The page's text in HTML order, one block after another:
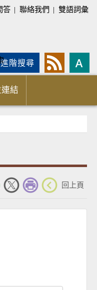
答 | 聯絡我們 | 雙語詞彙
進階搜尋
結
回上頁